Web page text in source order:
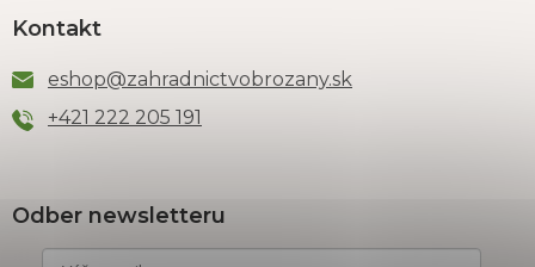
Kontakt
eshop@zahradnictvobrozany.sk
+421 222 205 191
Odber newsletteru